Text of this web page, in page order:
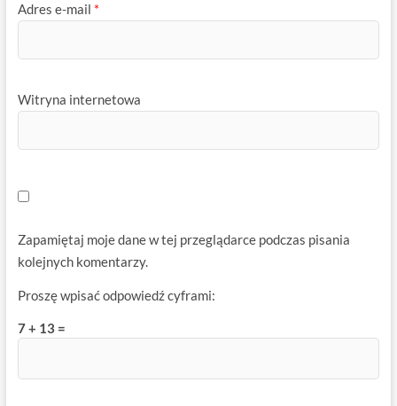
Adres e-mail *
Witryna internetowa
Zapamiętaj moje dane w tej przeglądarce podczas pisania
kolejnych komentarzy.
Proszę wpisać odpowiedź cyframi:
7 + 13 =